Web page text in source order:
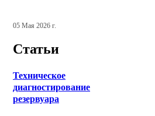
05 Мая 2026 г.
Статьи
Техническое
диагностирование
резервуара